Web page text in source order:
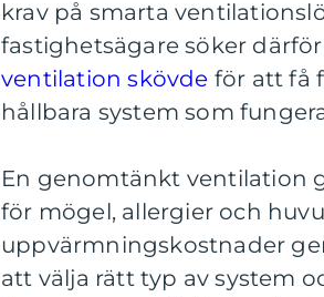
krav på smarta
fastighetsägare söker
ventilation skövde för att få
hållbara system som
En genomtänkt ventilation
för mögel, allergier och
uppvärmningskostnader
att välja rätt typ av system